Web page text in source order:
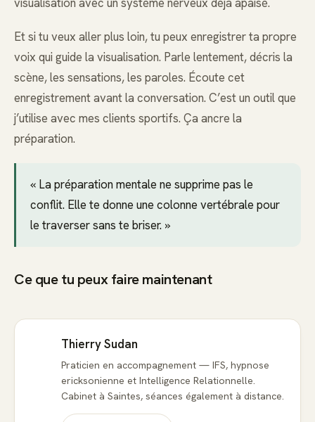
Et si tu veux aller plus loin, tu peux enregistrer ta propre
voix qui guide la visualisation. Parle lentement, décris la
scène, les sensations, les paroles. Écoute cet
enregistrement avant la conversation. C’est un outil que
j’utilise avec mes clients sportifs. Ça ancre la
préparation.
« La préparation mentale ne supprime pas le
conflit. Elle te donne une colonne vertébrale pour
le traverser sans te briser. »
Ce que tu peux faire maintenant
Thierry Sudan
Praticien en accompagnement — IFS, hypnose
ericksonienne et Intelligence Relationnelle.
Cabinet à Saintes, séances également à distance.